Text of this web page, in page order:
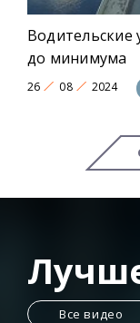
Водительские
до минимума
26 08 2024
Все видео